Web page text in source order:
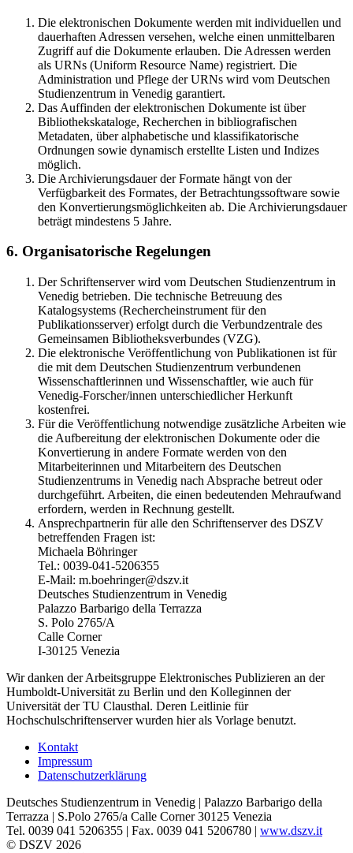
Die elektronischen Dokumente werden mit individuellen und
dauerhaften Adressen versehen, welche einen unmittelbaren
Zugriff auf die Dokumente erlauben. Die Adressen werden
als URNs (Uniform Resource Name) registriert. Die
Administration und Pflege der URNs wird vom Deutschen
Studienzentrum in Venedig garantiert.
Das Auffinden der elektronischen Dokumente ist über
Bibliothekskataloge, Recherchen in bibliografischen
Metadaten, über alphabetische und klassifikatorische
Ordnungen sowie dynamisch erstellte Listen und Indizes
möglich.
Die Archivierungsdauer der Formate hängt von der
Verfügbarkeit des Formates, der Betrachtungssoftware sowie
den Konvertierungsmöglichkeiten ab. Die Archivierungsdauer
beträgt mindestens 5 Jahre.
6. Organisatorische Regelungen
Der Schriftenserver wird vom Deutschen Studienzentrum in
Venedig betrieben. Die technische Betreuung des
Katalogsystems (Rechercheinstrument für den
Publikationsserver) erfolgt durch die Verbundzentrale des
Gemeinsamen Bibliotheksverbundes (VZG).
Die elektronische Veröffentlichung von Publikationen ist für
die mit dem Deutschen Studienzentrum verbundenen
Wissenschaftlerinnen und Wissenschaftler, wie auch für
Venedig-Forscher/innen unterschiedlicher Herkunft
kostenfrei.
Für die Veröffentlichung notwendige zusätzliche Arbeiten wie
die Aufbereitung der elektronischen Dokumente oder die
Konvertierung in andere Formate werden von den
Mitarbeiterinnen und Mitarbeitern des Deutschen
Studienzentrums in Venedig nach Absprache betreut oder
durchgeführt. Arbeiten, die einen bedeutenden Mehraufwand
erfordern, werden in Rechnung gestellt.
Ansprechpartnerin für alle den Schriftenserver des DSZV
betreffenden Fragen ist:
Michaela Böhringer
Tel.: 0039-041-5206355
E-Mail: m.boehringer@dszv.it
Deutsches Studienzentrum in Venedig
Palazzo Barbarigo della Terrazza
S. Polo 2765/A
Calle Corner
I-30125 Venezia
Wir danken der Arbeitsgruppe Elektronisches Publizieren an der
Humboldt-Universität zu Berlin und den Kolleginnen der
Universität der TU Clausthal. Deren Leitlinie für
Hochschulschriftenserver wurden hier als Vorlage benutzt.
Kontakt
Impressum
Datenschutzerklärung
Deutsches Studienzentrum in Venedig | Palazzo Barbarigo della
Terrazza | S.Polo 2765/a Calle Corner 30125 Venezia
Tel. 0039 041 5206355 | Fax. 0039 041 5206780 | www.dszv.it
© DSZV 2026